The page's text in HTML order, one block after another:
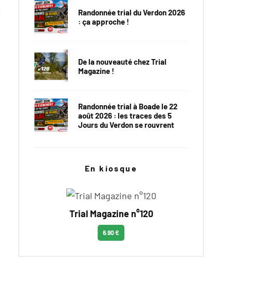
Randonnée trial du Verdon 2026
: ça approche !
De la nouveauté chez Trial
Magazine !
Randonnée trial à Boade le 22
août 2026 : les traces des 5
Jours du Verdon se rouvrent
En kiosque
Trial Magazine n°120
6.90 €